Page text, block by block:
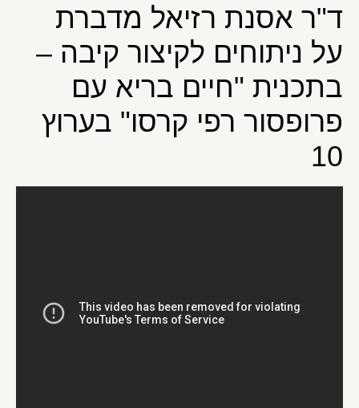
ד"ר אסנת רזיאל מדברת
על ניתוחים לקיצור קיבה –
בתכנית "חיים בריא עם
פרופסור רפי קרסו" בערוץ
10